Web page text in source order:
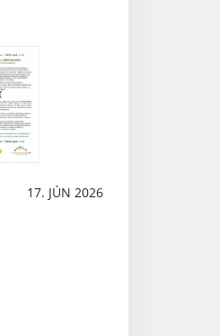
17. JÚN 2026